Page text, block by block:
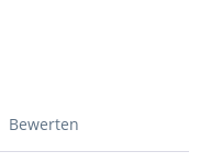
Bewerten